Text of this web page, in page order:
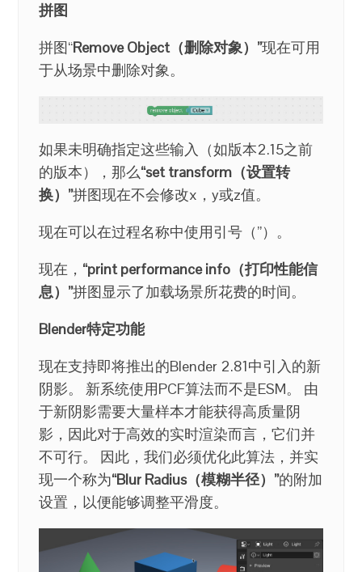
拼图
拼图“Remove Object（删除对象）”现在可用
于从场景中删除对象。
如果未明确指定这些输入（如版本2.15之前
的版本），那么“set transform（设置转
换）”拼图现在不会修改x，y或z值。
现在可以在过程名称中使用引号（”）。
现在， “print performance info（打印性能信
息）”拼图显示了加载场景所花费的时间。
Blender特定功能
现在支持即将推出的Blender 2.81中引入的新
阴影。 新系统使用PCF算法而不是ESM。 由
于新阴影需要大量样本才能获得高质量阴
影，因此对于高效的实时渲染而言，它们并
不可行。 因此，我们必须优化此算法，并实
现一个称为“Blur Radius（模糊半径）”的附加
设置，以便能够调整平滑度。